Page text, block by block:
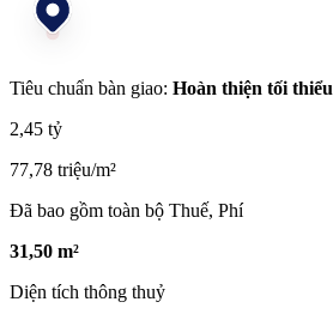
Tiêu chuẩn bàn giao: Hoàn thiện tối thiểu
2,45 tỷ
77,78 triệu/m²
Đã bao gồm toàn bộ Thuế, Phí
31,50 m²
Diện tích thông thuỷ